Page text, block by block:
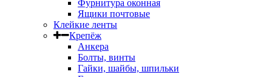
Фурнитура оконная
Ящики почтовые
Клейкие ленты
Крепёж
Анкера
Болты, винты
Гайки, шайбы, шпильки